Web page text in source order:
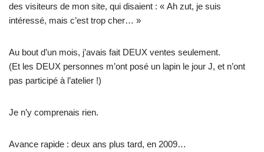
des visiteurs de mon site, qui disaient : « Ah zut, je suis
intéressé, mais c’est trop cher… »
Au bout d’un mois, j’avais fait DEUX ventes seulement.
(Et les DEUX personnes m’ont posé un lapin le jour J, et n’ont
pas participé à l’atelier !)
Je n’y comprenais rien.
Avance rapide : deux ans plus tard, en 2009…